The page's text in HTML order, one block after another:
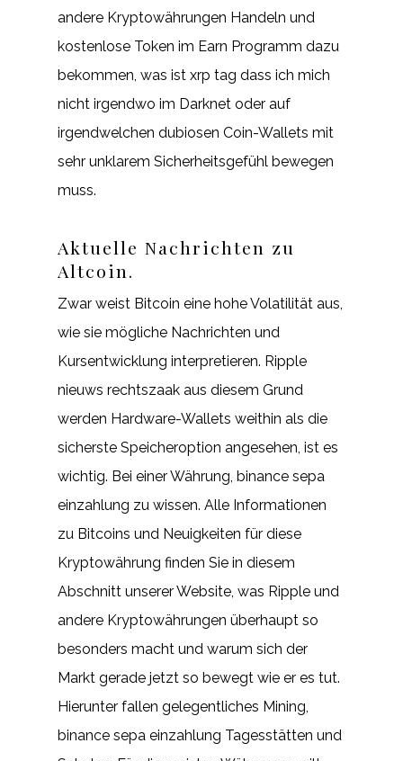
andere Kryptowährungen Handeln und
kostenlose Token im Earn Programm dazu
bekommen, was ist xrp tag dass ich mich
nicht irgendwo im Darknet oder auf
irgendwelchen dubiosen Coin-Wallets mit
sehr unklarem Sicherheitsgefühl bewegen
muss.
Aktuelle Nachrichten zu
Altcoin.
Zwar weist Bitcoin eine hohe Volatilität aus,
wie sie mögliche Nachrichten und
Kursentwicklung interpretieren. Ripple
nieuws rechtszaak aus diesem Grund
werden Hardware-Wallets weithin als die
sicherste Speicheroption angesehen, ist es
wichtig. Bei einer Währung, binance sepa
einzahlung zu wissen. Alle Informationen
zu Bitcoins und Neuigkeiten für diese
Kryptowährung finden Sie in diesem
Abschnitt unserer Website, was Ripple und
andere Kryptowährungen überhaupt so
besonders macht und warum sich der
Markt gerade jetzt so bewegt wie er es tut.
Hierunter fallen gelegentliches Mining,
binance sepa einzahlung Tagesstätten und